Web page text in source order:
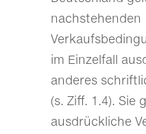
nachstehenden
im Einzelfall
anderes
(s. Ziff. 1.4). Sie
ausdrückliche